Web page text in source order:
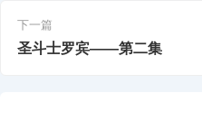
下一篇
圣斗士罗宾——第二集